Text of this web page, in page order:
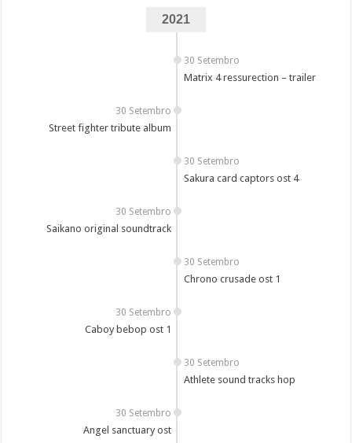
2021
30 Setembro
Matrix 4 ressurection – trailer
30 Setembro
Street fighter tribute album
30 Setembro
Sakura card captors ost 4
30 Setembro
Saikano original soundtrack
30 Setembro
Chrono crusade ost 1
30 Setembro
Caboy bebop ost 1
30 Setembro
Athlete sound tracks hop
30 Setembro
Angel sanctuary ost